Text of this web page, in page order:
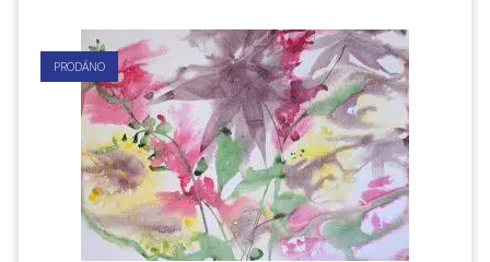
PRODÁNO